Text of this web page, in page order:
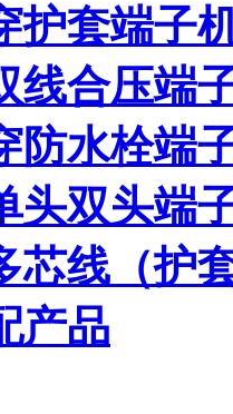
护套端子
线合压端
防水栓端
头双头端
芯线（护
产品